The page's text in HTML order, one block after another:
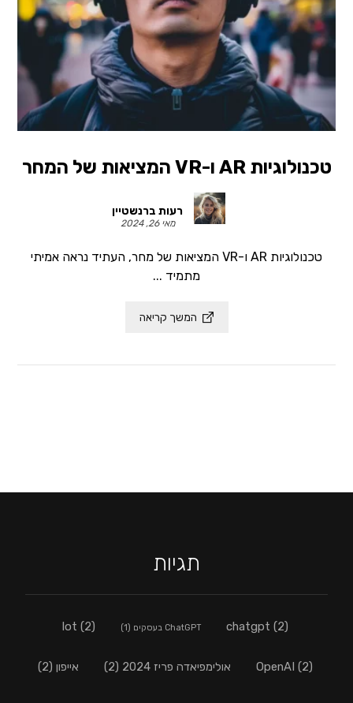
טכנולוגיות AR ו-VR המציאות של המחר
רעות ברנשטיין
מאי 26, 2024
טכנולוגיות AR ו-VR המציאות של מחר, העתיד נראה אמיתי
מתמיד ...
המשך קריאה
תגיות
chatgpt (2) ChatGPT בעסקים (1)
lot (2)
OpenAI (2) אולימפיאדה פריז 2024 (2) אייפון (2)